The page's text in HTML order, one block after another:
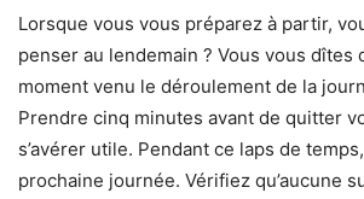
Lorsque vous vous préparez à partir,
penser au lendemain ? Vous vous dîtes
moment venu le déroulement de la
Prendre cinq minutes avant de quitter
s’avérer utile. Pendant ce laps de
prochaine journée. Vérifiez qu’aucune